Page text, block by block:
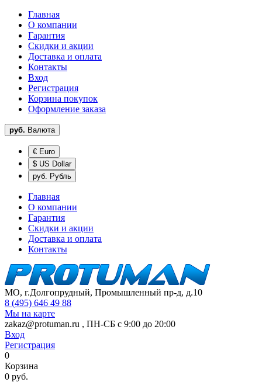
Главная
О компании
Гарантия
Скидки и акции
Доставка и оплата
Контакты
Вход
Регистрация
Корзина покупок
Оформление заказа
руб. Валюта
€ Euro
$ US Dollar
руб. Рубль
Главная
О компании
Гарантия
Скидки и акции
Доставка и оплата
Контакты
МО, г.Долгопрудный, Промышленный пр-д, д.10
8 (495) 646 49 88
Мы на карте
zakaz@protuman.ru , ПН-СБ с 9:00 до 20:00
Вход
Регистрация
0
Корзина
0 руб.